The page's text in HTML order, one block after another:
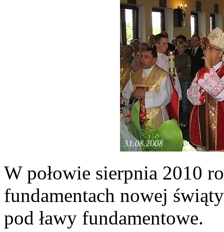
W połowie sierpnia 2010
fundamentach nowej
pod ławy fundamentowe.